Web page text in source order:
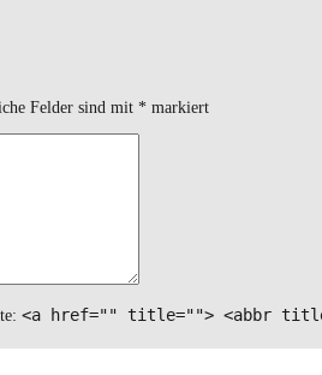
Felder sind mit * markiert
<a href="" title=""> <abbr